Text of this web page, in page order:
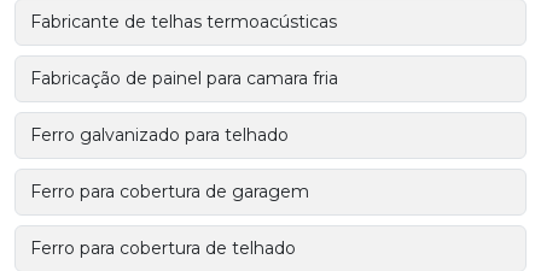
Fabricante de telhas termoacústicas
Fabricação de painel para camara fria
Ferro galvanizado para telhado
Ferro para cobertura de garagem
Ferro para cobertura de telhado